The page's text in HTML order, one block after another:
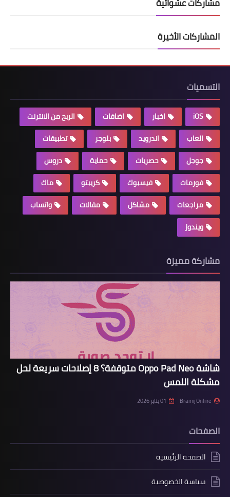
المشاركات الأخيرة
التسميات
iOS اخبار اضافات
الربح من الانترنت
العاب
اندرويد بلوجر
تطبيقات
جوجل
حصريات حماية
دروس
فورمات
فيسبوك كريبتو
ماك
مراجعات
مشاكل مقالات
واتساب
ويندوز
مشاركة مميزة
شاشة Oppo Pad Neo متوقفة؟ 8 إصلاحات سريعة لحل
مشكلة اللمس
Bramij Online 01 يناير 2026
الصفحات
الصفحة الرئيسية
سياسة الخصوصية